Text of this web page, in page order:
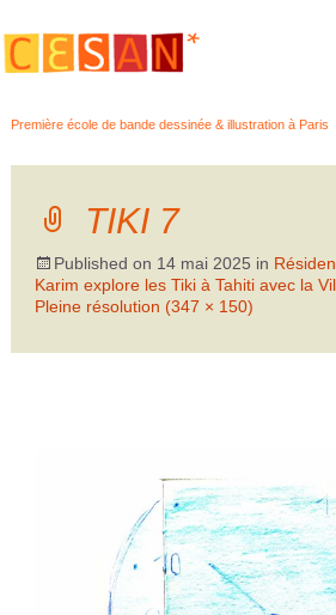
Première école de bande dessinée & illustration à Paris
au
TIKI 7
Published on 14 mai 2025 in
Karim explore les Tiki à Tahiti avec la
Pleine résolution (347 × 150)